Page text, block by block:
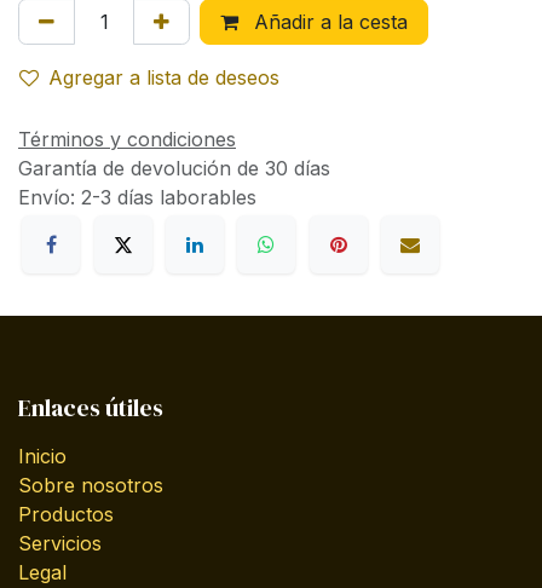
Añadir a la cesta
Agregar a lista de deseos
Términos y condiciones
Garantía de devolución de 30 días
Envío: 2-3 días laborables
Enlaces útiles
Inicio
Sobre nosotros
Productos
Servicios
Legal